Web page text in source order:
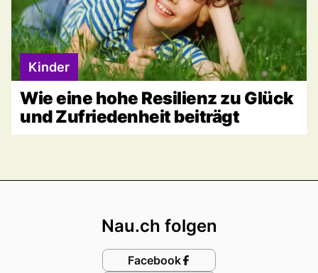
Kinder
Wie eine hohe Resilienz zu Glück
und Zufriedenheit beiträgt
Nau.ch folgen
Facebook